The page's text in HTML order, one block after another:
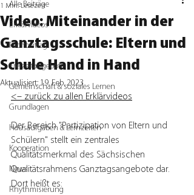
Alle Beiträge
Erklärvideos
Fachbeitrag
Freizeitangebote
Gemeinschaft & soziales Lernen
Grundlagen
Hausaufgaben & Lernzeiten
Kooperation
News
Rhythmisierung
Video: Miteinander in der
Ganztagsschule: Eltern und
Schule Hand in Hand
1 Min. Lesezeit
Aktualisiert:19. Feb. 2023
<– zurück zu allen Erklärvideos
Der Bereich "Partizipation von Eltern und
Schülern" stellt ein zentrales
Qualitätsmerkmal des Sächsischen
Qualitätsrahmens Ganztagsangebote dar.
Dort heißt es: